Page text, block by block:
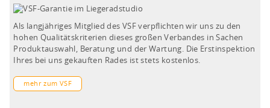
Als langjähriges Mitglied des VSF verpflichten wir uns zu den
hohen Qualitätskriterien dieses großen Verbandes in Sachen
Produktauswahl, Beratung und der Wartung. Die Erstinspektion
Ihres bei uns gekauften Rades ist stets kostenlos.
mehr zum VSF